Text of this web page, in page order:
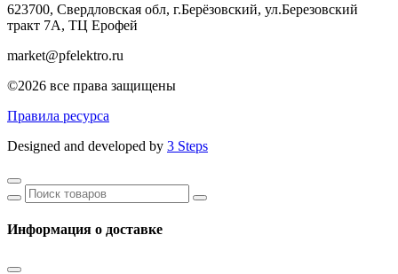
623700, Свердловская обл, г.Берёзовский, ул.Березовский
тракт 7А, ТЦ Ерофей
market@pfelektro.ru
©2026 все права защищены
Правила ресурса
Designed and developed by 3 Steps
Информация о доставке